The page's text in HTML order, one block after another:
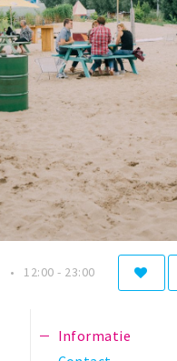
12:00 - 23:00
Informatie